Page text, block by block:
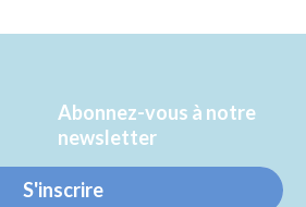
Twitter
Facebook
Abonnez-vous à notre
newsletter
S'inscrire